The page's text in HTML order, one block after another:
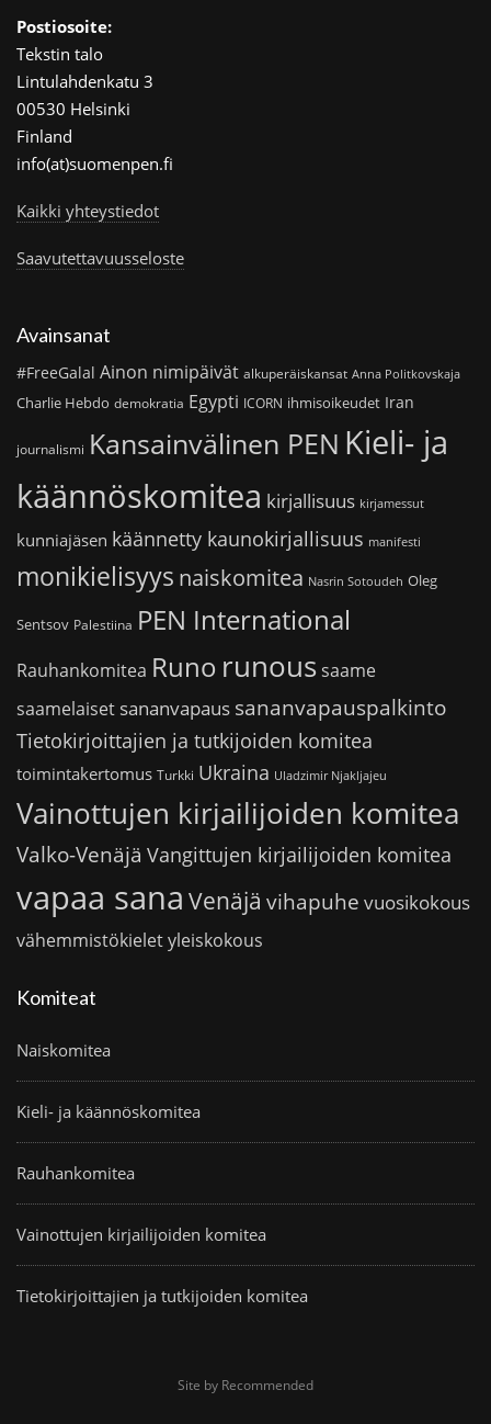
Postiosoite:
Tekstin talo
Lintulahdenkatu 3
00530 Helsinki
Finland
info(at)suomenpen.fi
Kaikki yhteystiedot
Saavutettavuusseloste
Avainsanat
#FreeGalal Ainon nimipäivät alkuperäiskansat Anna Politkovskaja
Charlie Hebdo demokratia Egypti ICORN ihmisoikeudet Iran
journalismi Kansainvälinen PEN Kieli- ja
käännöskomitea kirjallisuus kirjamessut
kunniajäsen käännetty kaunokirjallisuus manifesti
monikielisyys naiskomitea Nasrin Sotoudeh Oleg
Sentsov Palestiina PEN International
Rauhankomitea Runo runoussaame
saamelaiset sananvapaus sananvapauspalkinto
Tietokirjoittajien ja tutkijoiden komitea
toimintakertomus Turkki Ukraina Uladzimir Njakljajeu
Vainottujen kirjailijoiden komitea
Valko-Venäjä Vangittujen kirjailijoiden komitea
vapaa sana Venäjä vihapuhe vuosikokous
vähemmistökieletyleiskokous
Komiteat
Naiskomitea
Kieli- ja käännöskomitea
Rauhankomitea
Vainottujen kirjailijoiden komitea
Tietokirjoittajien ja tutkijoiden komitea
Site by Recommended